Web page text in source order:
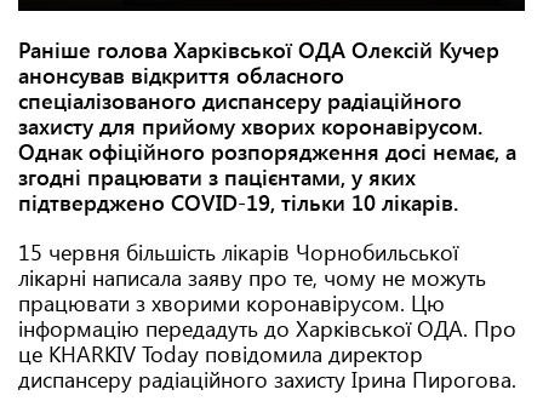
Раніше голова Харківської ОДА Олексій Кучер
анонсував відкриття обласного
спеціалізованого диспансеру радіаційного
захисту для прийому хворих коронавірусом.
Однак офіційного розпорядження досі немає, а
згодні працювати з пацієнтами, у яких
підтверджено COVID-19, тільки 10 лікарів.
15 червня більшість лікарів Чорнобильської
лікарні написала заяву про те, чому не можуть
працювати з хворими коронавірусом. Цю
інформацію передадуть до Харківської ОДА. Про
це KHARKIV Today повідомила директор
диспансеру радіаційного захисту Ірина Пирогова.